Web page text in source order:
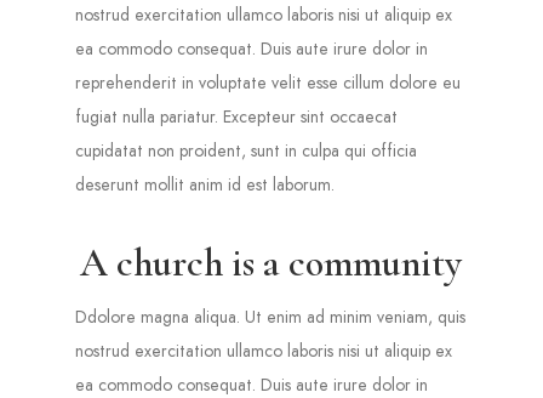
nostrud exercitation ullamco laboris nisi ut aliquip ex
ea commodo consequat. Duis aute irure dolor in
reprehenderit in voluptate velit esse cillum dolore eu
fugiat nulla pariatur. Excepteur sint occaecat
cupidatat non proident, sunt in culpa qui officia
deserunt mollit anim id est laborum.
A church is a community
Ddolore magna aliqua. Ut enim ad minim veniam, quis
nostrud exercitation ullamco laboris nisi ut aliquip ex
ea commodo consequat. Duis aute irure dolor in